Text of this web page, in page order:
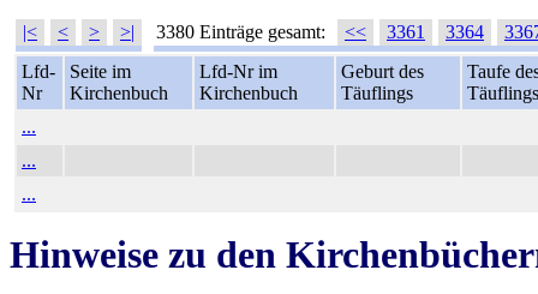
|< < > >| 3380 Einträge gesamt: << 3361 3364
Lfd-
Nr
Seite im
Kirchenbuch
Lfd-Nr im
Kirchenbuch
Geburt des
Täuflings
Taufe
Täuflings
...
...
...
Hinweise zu den